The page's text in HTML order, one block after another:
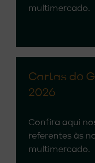
multimercado.
Cartas do
2026
Confira aqui
referentes às
multimercado.